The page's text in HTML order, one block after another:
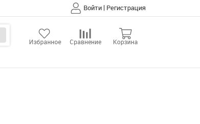
Войти | Регистрация
Избранное Сравнение Корзина